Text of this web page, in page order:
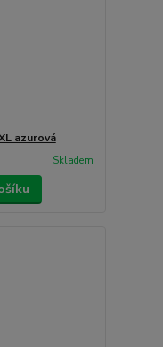
azurová
Skladem